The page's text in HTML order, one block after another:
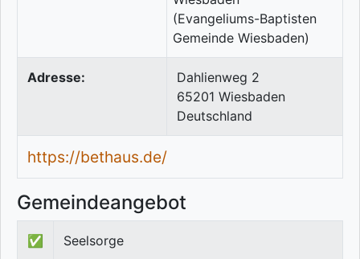
Adresse:
Dahlienweg 2
65201 Wiesbaden
Deutschland
https://bethaus.de/
Gemeindeangebot
✅ Seelsorge